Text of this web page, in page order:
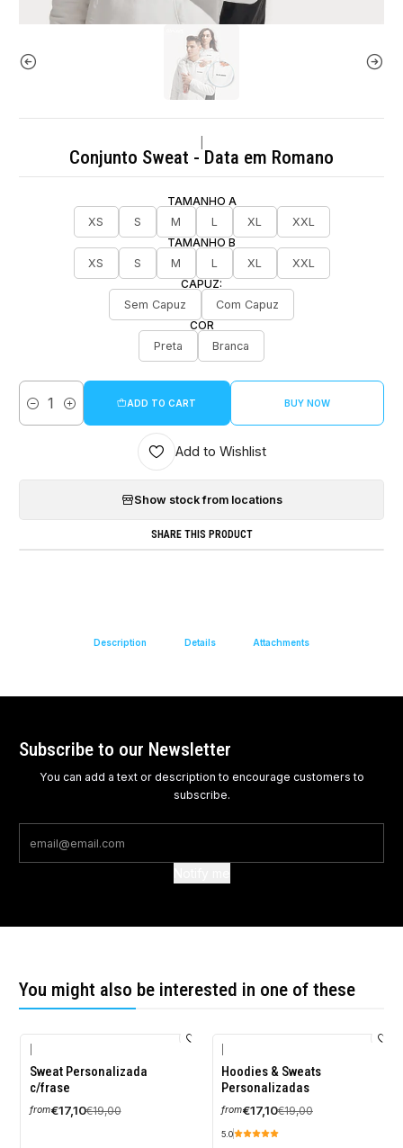
Conjunto Sweat - Data em Romano
TAMANHO A
XS
S M L XL
XXL
TAMANHO B
XS
S M L XL
XXL
CAPUZ:
Sem Capuz
Com Capuz
COR
Preta
Branca
Quantity
ADD TO CART BUY NOW
Add to Wishlist
Show stock from locations
SHARE THIS PRODUCT
Description Details Attachments
Subscribe to our Newsletter
You can add a text or description to encourage customers to
subscribe.
You might also be interested in one of these
-10%
OFF
Sweat Personalizada
c/frase
from€17,10€19,00
-10%
OFF
Hoodies & Sweats
Personalizadas
from€17,10€19,00
5.0